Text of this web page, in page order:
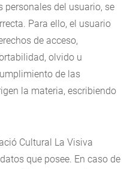
del usuario, se
Para ello, el usuario
de acceso,
olvido u
de las
la materia, escribiendo
Cultural La Visiva
que posee. En caso de